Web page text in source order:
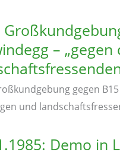
–
gegen
und
Demo in